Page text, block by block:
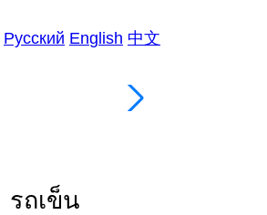
Русский English 中文
รถเข็น